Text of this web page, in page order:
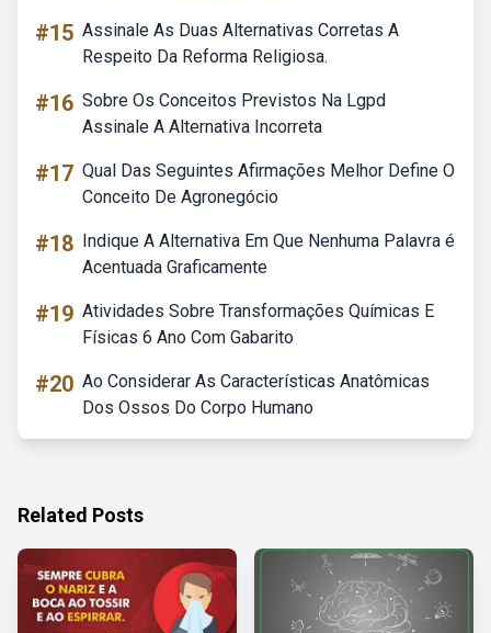
#15 Assinale As Duas Alternativas Corretas A
Respeito Da Reforma Religiosa.
#16 Sobre Os Conceitos Previstos Na Lgpd
Assinale A Alternativa Incorreta
#17 Qual Das Seguintes Afirmações Melhor Define O
Conceito De Agronegócio
#18 Indique A Alternativa Em Que Nenhuma Palavra é
Acentuada Graficamente
#19 Atividades Sobre Transformações Químicas E
Físicas 6 Ano Com Gabarito
#20 Ao Considerar As Características Anatômicas
Dos Ossos Do Corpo Humano
Related Posts